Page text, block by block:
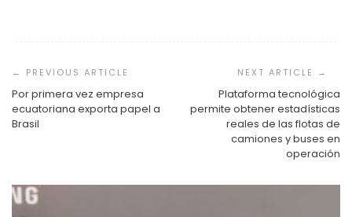
de
entradas
Por primera vez empresa
ecuatoriana exporta papel a
Brasil
Plataforma tecnológica
permite obtener estadísticas
reales de las flotas de
camiones y buses en
operación